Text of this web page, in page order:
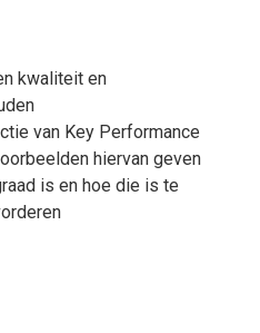
kwaliteit en
van Key Performance
hiervan geven
is en hoe die is te